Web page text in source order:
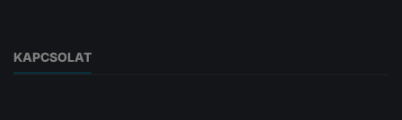
KAPCSOLAT